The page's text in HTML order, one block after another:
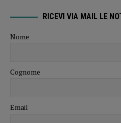
RICEVI VIA MAIL LE
Nome
Cognome
Email